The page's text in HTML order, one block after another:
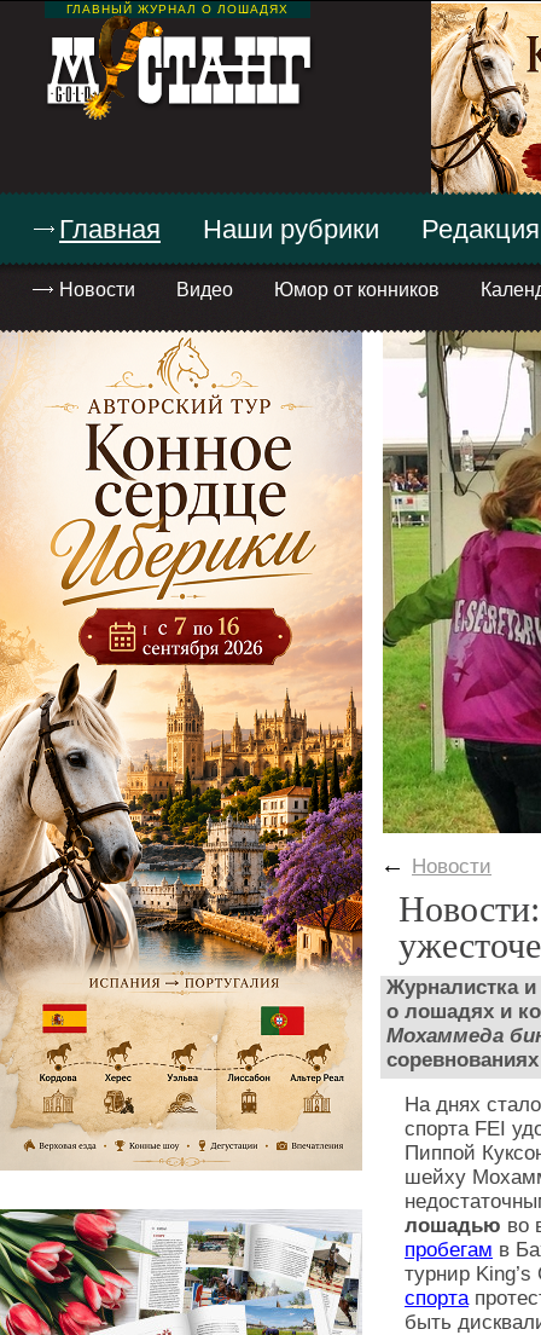
ГЛАВНЫЙ ЖУРНАЛ О ЛОШАДЯХ
Главная
Новости Видео Юмор от конников
Наши рубрики Редакция
← Новости
Журналистка и
о лошадях и
Мохаммеда
На днях
спорта FEI
Пиппой
шейху
лошадью во
пробегам в
турнир
спорта
быть